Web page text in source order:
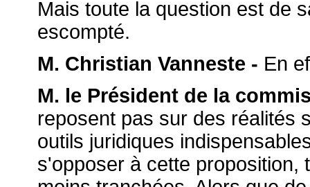
Mais toute la question est de
escompté.
M. Christian Vanneste - En
M. le Président de la
reposent pas sur des réalités
outils juridiques
s'opposer à cette proposition,